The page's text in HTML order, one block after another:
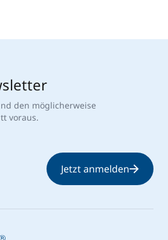
den möglicherweise
voraus.
Jetzt anmelden